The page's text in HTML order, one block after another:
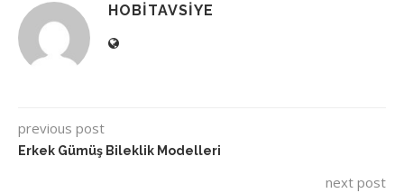
HOBITAVSIYE
previous post
Erkek Gümüş Bileklik Modelleri
next post